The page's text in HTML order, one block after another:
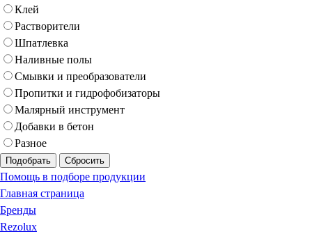
Клей
Растворители
Шпатлевка
Наливные полы
Смывки и преобразователи
Пропитки и гидрофобизаторы
Малярный инструмент
Добавки в бетон
Разное
Подобрать Сбросить
Помощь в подборе продукции
Главная страница
Бренды
Rezolux